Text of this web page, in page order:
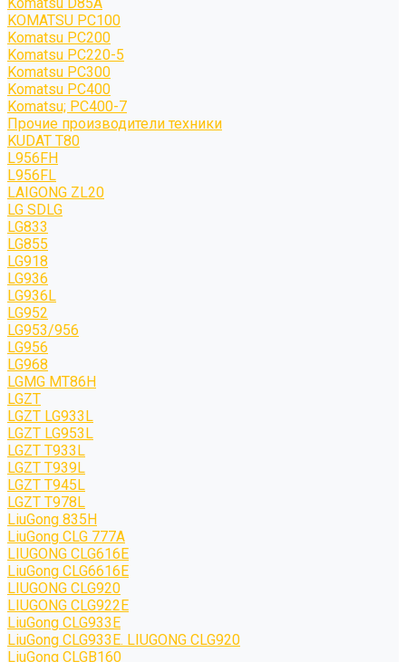
KOMATSU PC100
Komatsu PC200
Komatsu PC220-5
Komatsu PC300
Komatsu PC400
Komatsu; PC400-7
Прочие производители техники
KUDAT T80
L956FH
L956FL
LAIGONG ZL20
LG SDLG
LG833
LG855
LG918
LG936
LG936L
LG952
LG953/956
LG956
LG968
LGMG MT86H
LGZT
LGZT LG933L
LGZT LG953L
LGZT T933L
LGZT T939L
LGZT T945L
LGZT T978L
LiuGong 835H
LiuGong CLG 777A
LIUGONG CLG616E
LiuGong CLG6616E
LIUGONG CLG920
LIUGONG CLG922E
LiuGong CLG933E
LiuGong CLG933E. LIUGONG CLG920
LiuGong CLGB160